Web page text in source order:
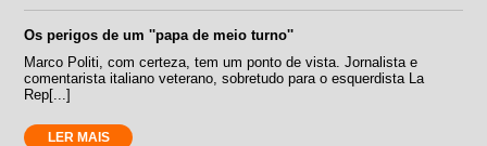
Os perigos de um ''papa de meio turno''
Marco Politi, com certeza, tem um ponto de vista. Jornalista e
comentarista italiano veterano, sobretudo para o esquerdista La
Rep[...]
LER MAIS